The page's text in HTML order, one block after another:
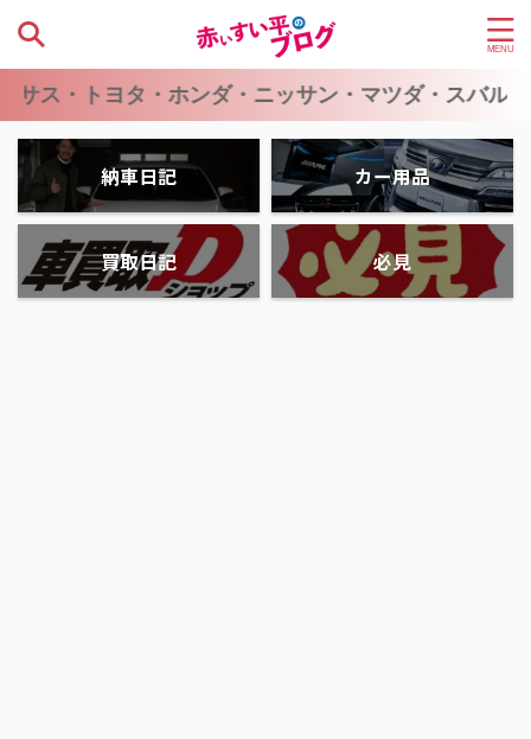
タ・ホンダ・ニッサン・マツダ・スバル・スズキ
納車日記 カー用品
買取日記 必見